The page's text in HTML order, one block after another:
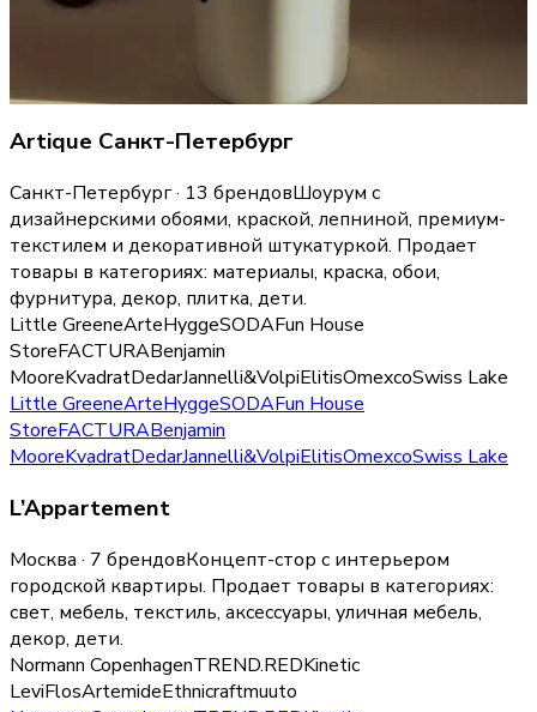
Artique Санкт-Петербург
Санкт-Петербург · 13 брендовШоурум с
дизайнерскими обоями, краской, лепниной, премиум-
текстилем и декоративной штукатуркой. Продает
товары в категориях: материалы, краска, обои,
фурнитура, декор, плитка, дети.
Little GreeneArteHyggeSODAFun House
StoreFACTURABenjamin
MooreKvadratDedarJannelli&VolpiElitisOmexcoSwiss Lake
Little GreeneArteHyggeSODAFun House
StoreFACTURABenjamin
MooreKvadratDedarJannelli&VolpiElitisOmexcoSwiss Lake
L’Appartement
Москва · 7 брендовКонцепт-стор с интерьером
городской квартиры. Продает товары в категориях:
свет, мебель, текстиль, аксессуары, уличная мебель,
декор, дети.
Normann CopenhagenTREND.REDKinetic
LeviFlosArtemideEthnicraftmuuto